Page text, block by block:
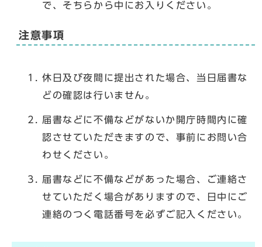
で、そちらから中にお入りください。
注意事項
休日及び夜間に提出された場合、当日届書な
どの確認は行いません。
届書などに不備などがないか開庁時間内に確
認させていただきますので、事前にお問い合
わせください。
届書などに不備などがあった場合、ご連絡さ
せていただく場合がありますので、日中にご
連絡のつく電話番号を必ずご記入ください。